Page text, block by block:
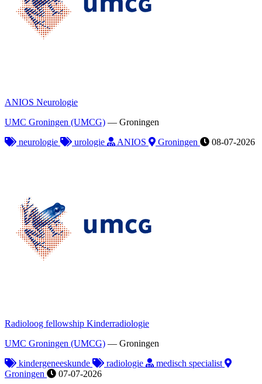
ANIOS Neurologie
UMC Groningen (UMCG) — Groningen
neurologie
urologie ANIOS Groningen 08-07-2026
Radioloog fellowship Kinderradiologie
UMC Groningen (UMCG) — Groningen
kindergeneeskunde
radiologie
medisch specialist
Groningen
07-07-2026